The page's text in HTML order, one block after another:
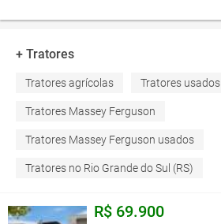
+ Tratores
Tratores agrícolas Tratores usados
Tratores Massey Ferguson
Tratores Massey Ferguson usados
Tratores no Rio Grande do Sul (RS)
R$ 69.900